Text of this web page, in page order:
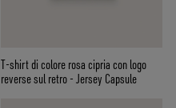
T-shirt di colore rosa cipria con logo
reverse sul retro - Jersey Capsule